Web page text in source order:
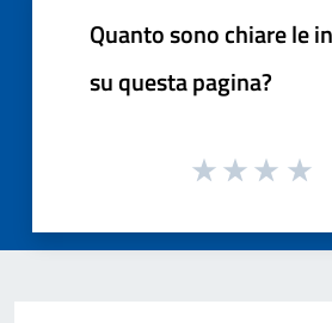
Quanto sono chiare le
su questa pagina?